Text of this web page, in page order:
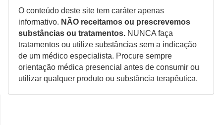
O conteúdo deste site tem caráter apenas
informativo. NÃO receitamos ou prescrevemos
substâncias ou tratamentos. NUNCA faça
tratamentos ou utilize substâncias sem a indicação
de um médico especialista. Procure sempre
orientação médica presencial antes de consumir ou
utilizar qualquer produto ou substância terapêutica.